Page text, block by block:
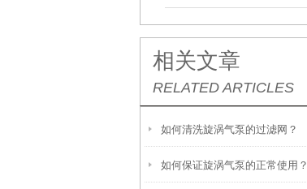
相关文章
RELATED ARTICLES
如何清洗旋涡气泵的过滤网？
如何保证旋涡气泵的正常使用？